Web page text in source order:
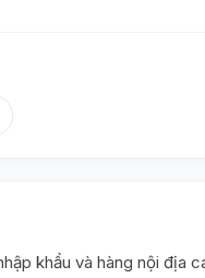
khẩu và hàng nội